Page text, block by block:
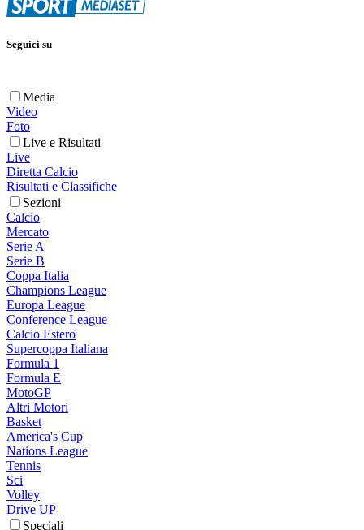
Seguici su
Media
Video
Foto
Live e Risultati
Live
Diretta Calcio
Risultati e Classifiche
Sezioni
Calcio
Mercato
Serie A
Serie B
Coppa Italia
Champions League
Europa League
Conference League
Calcio Estero
Supercoppa Italiana
Formula 1
Formula E
MotoGP
Altri Motori
Basket
America's Cup
Nations League
Tennis
Sci
Volley
Drive UP
Speciali